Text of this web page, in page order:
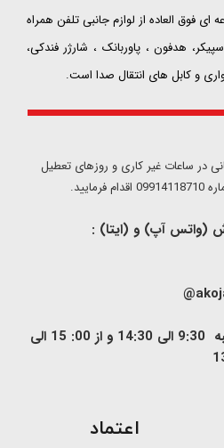
فوق العاده از لوازم جانبی تلفن همراه
هدفون ، پاوربانک ، شارژر فندکی،
و کابل های انتقال صدا است.
در ساعات غیر کاری و روزهای تعطیل
(واتس آپ) و (ایتا) :
ساعت کاری : شنبه تا چهارشنبه 9:30 الی 14:30 و از 00: 15 الی
اعتماد